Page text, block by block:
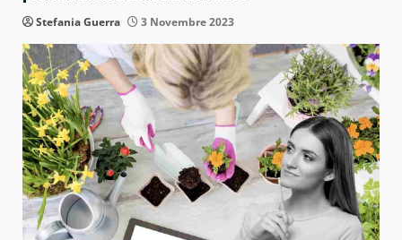
Stefania Guerra 3 Novembre 2023